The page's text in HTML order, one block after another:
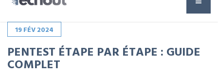
19FÉV2024
PENTEST ÉTAPE PAR ÉTAPE : GUIDE
COMPLET